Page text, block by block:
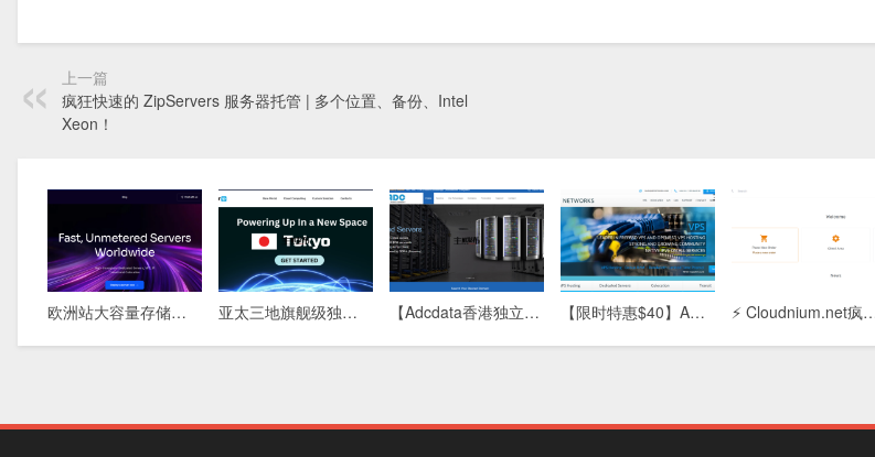
上一篇
疯狂快速的 ZipServers 服务器托管 | 多个位置、备份、Intel
Xeon！
欧洲站大容量存储方案：576TB DAS物理机，5盘柜满配，稀缺库存清盘中 亚太三地旗舰级独立服务器：新加坡 · 香港 · 东京，全球极速互联，为您的业务保驾护航 【Adcdata香港独立服务器】高性能主机租用：免备案/低延迟/CN2优化线路，企业建站首选 【限时特惠$40】ARP Thunder™独立服务器：4G内存/80G SSD+200G SATA/5T流量，高性价比稳定之选 ⚡ Cloudnium.net疯狂特惠：双路E5-2620 + 128GB